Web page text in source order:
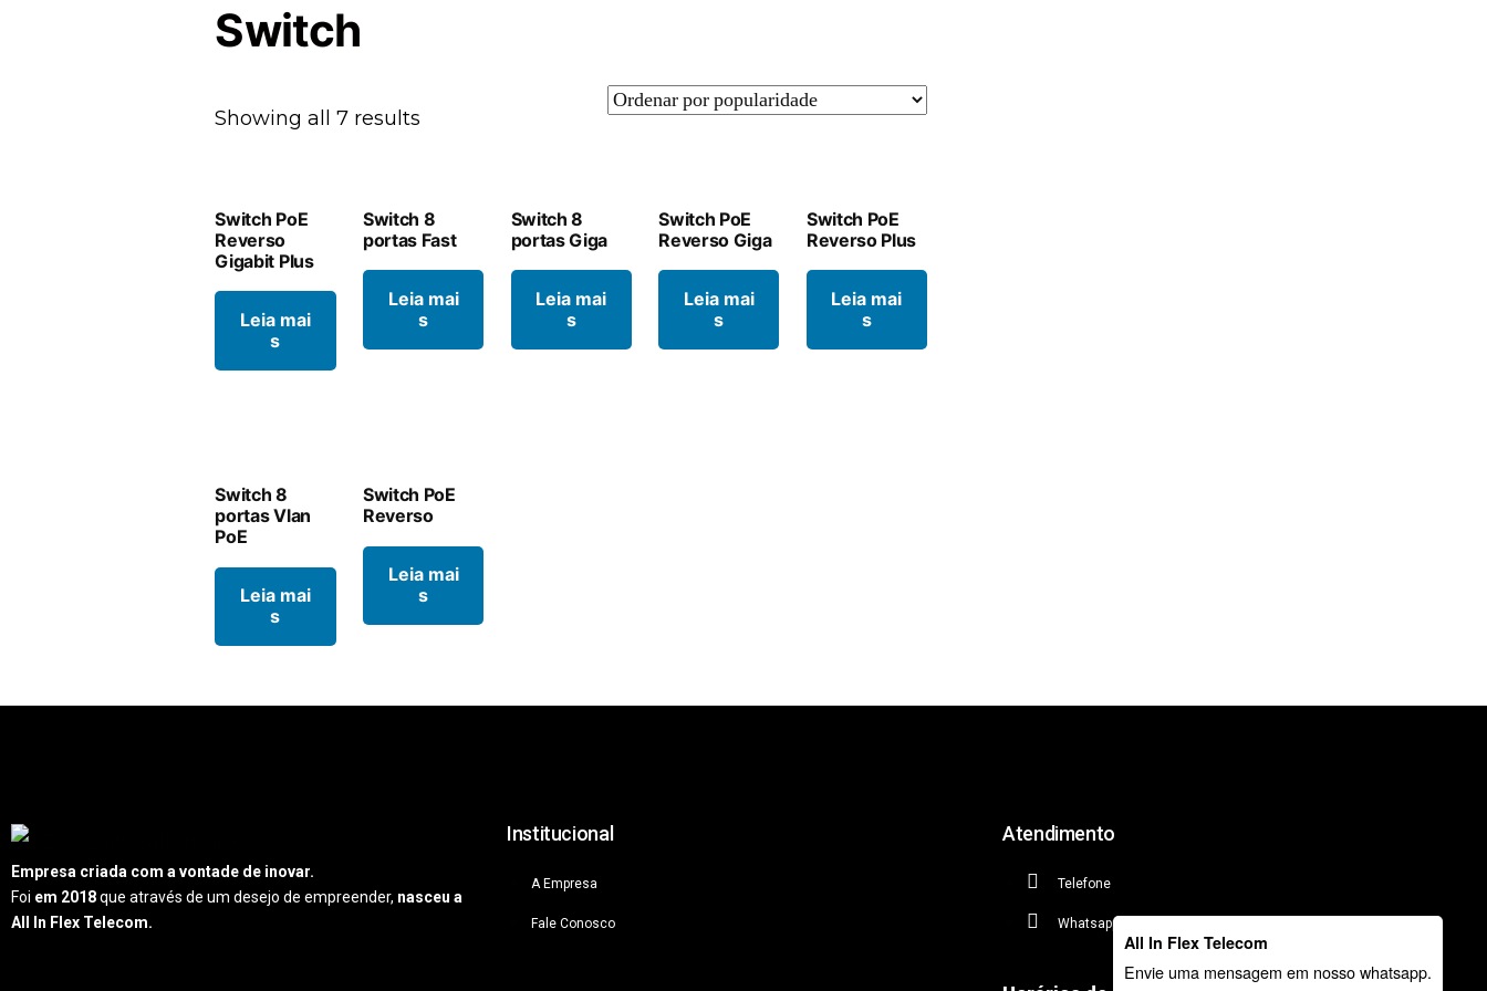
All In Flex Telecom
Envie uma mensagem em nosso whatsapp.
Switch
Showing all 7 results
Switch PoE
Reverso
Gigabit Plus
Leia mai
s
Switch 8
portas Fast
Leia mai
s
Switch 8
portas Giga
Leia mai
s
Switch PoE
Reverso Giga
Leia mai
s
Switch PoE
Reverso Plus
Leia mai
s
Switch 8
portas Vlan
PoE
Leia mai
s
Switch PoE
Reverso
Leia mai
s
Empresa criada com a vontade de inovar.
Foi em 2018que através de um desejo de empreender, nasceu a
All In Flex Telecom.
Institucional
A Empresa
Fale Conosco
Atendimento
Telefone
Whatsapp